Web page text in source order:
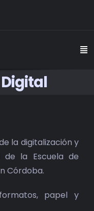
SEMINARIOS
CARTELES
la digitalización y
de la Escuela de
Córdoba.
papel y